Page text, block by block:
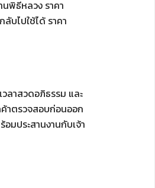
พิธีหลวง ราคา
บไปใช้ได้ ราคา
ลาสวดอภิธรรม และ
ค้าตรวจสอบก่อนออก
มประสานงานกับเจ้า